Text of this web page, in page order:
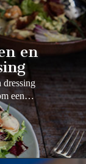
en
dressing
een…